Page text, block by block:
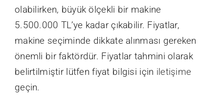
olabilirken, büyük ölçekli bir makine
5.500.000 TL’ye kadar çıkabilir. Fiyatlar,
makine seçiminde dikkate alınması gereken
önemli bir faktördür. Fiyatlar tahmini olarak
belirtilmiştir lütfen fiyat bilgisi için iletişime
geçin.